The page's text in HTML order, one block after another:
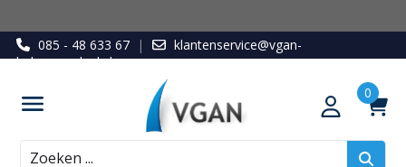
085 - 48 633 67 |
klantenservice@vgan-
ledenvoordeel.nl
Zoeken